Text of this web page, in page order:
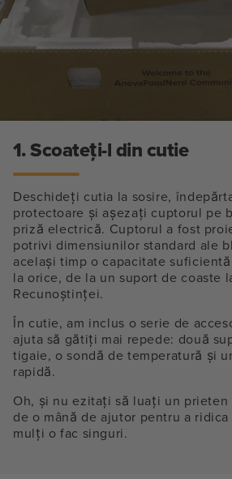
1. Scoateți-l din cutie
Deschideți cutia la sosire,
protectoare și așezați cuptorul pe
priză electrică. Cuptorul a fost
potrivi dimensiunilor standard ale
același timp o capacitate
la orice, de la un suport de coaste
Recunoștinței.
În cutie, am inclus o serie de
ajuta să gătiți mai repede: două
tigaie, o sondă de temperatură și
rapidă.
Oh, și nu ezitați să luați un
de o mână de ajutor pentru a
mulți o fac singuri.